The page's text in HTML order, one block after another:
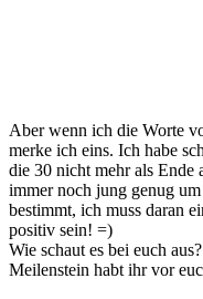
Aber wenn ich die Worte
merke ich eins. Ich habe
die 30 nicht mehr als Ende
immer noch jung genug
bestimmt, ich muss daran
positiv sein! =)
Wie schaut es bei euch
Meilenstein habt ihr vor